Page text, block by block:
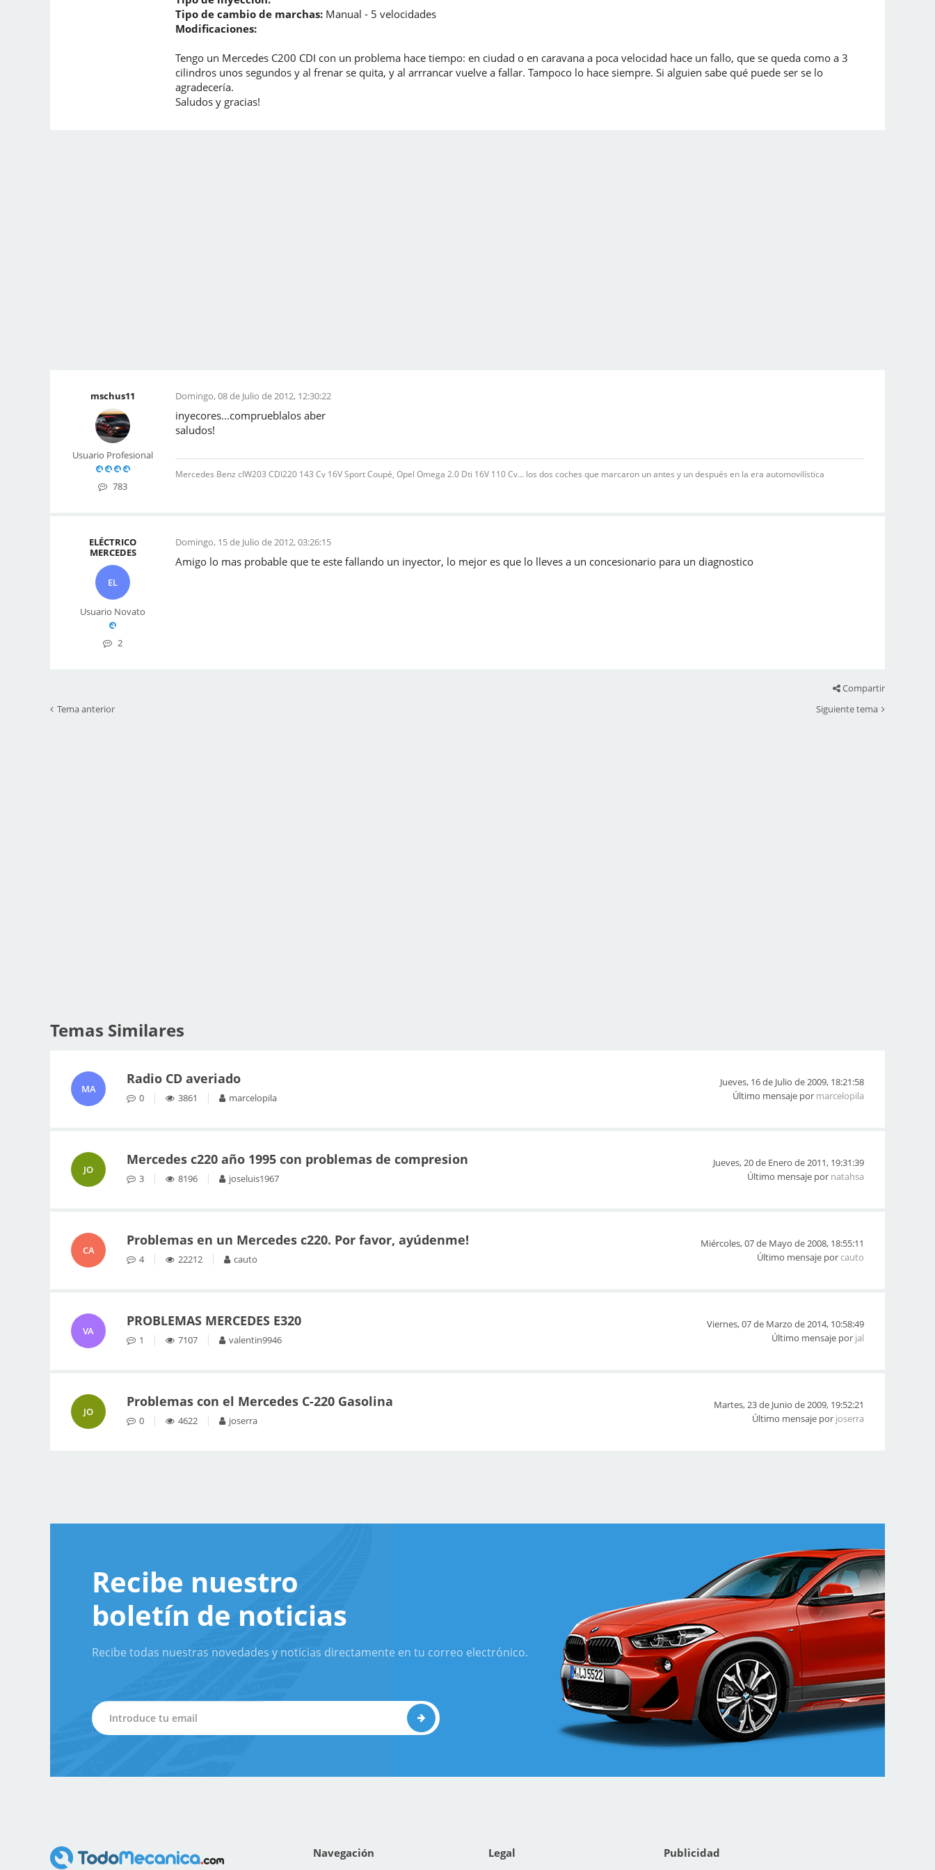
Tipo de cambio de marchas: Manual - 5 velocidades
Modificaciones:
Tengo un Mercedes C200 CDI con un problema hace tiempo: en ciudad o en caravana a poca velocidad hace un fallo, que se queda como a 3
cilindros unos segundos y al frenar se quita, y al arrrancar vuelve a fallar. Tampoco lo hace siempre. Si alguien sabe qué puede ser se lo
agradecería.
Saludos y gracias!
mschus11
Usuario Profesional
783
Domingo, 08 de Julio de 2012, 12:30:22
inyecores...comprueblalos aber
saludos!
Mercedes Benz clW203 CDI220 143 Cv 16V Sport Coupé, Opel Omega 2.0 Dti 16V 110 Cv... los dos coches que marcaron un antes y un después en la era automovilística
ELÉCTRICO
MERCEDES
EL
Usuario Novato
2
Domingo, 15 de Julio de 2012, 03:26:15
Amigo lo mas probable que te este fallando un inyector, lo mejor es que lo lleves a un concesionario para un diagnostico
Compartir
Tema anterior
Siguiente tema
Temas Similares
MA
Radio CD averiado
0 3861 marcelopila
Jueves, 16 de Julio de 2009, 18:21:58
Último mensaje por marcelopila
JO
Mercedes c220 año 1995 con problemas de compresion
3 8196 joseluis1967
Jueves, 20 de Enero de 2011, 19:31:39
Último mensaje por natahsa
CA
Problemas en un Mercedes c220. Por favor, ayúdenme!
4 22212 cauto
Miércoles, 07 de Mayo de 2008, 18:55:11
Último mensaje porcauto
VA
PROBLEMAS MERCEDES E320
1 7107 valentin9946
Viernes, 07 de Marzo de 2014, 10:58:49
Último mensaje por jal
JO
Problemas con el Mercedes C-220 Gasolina
0 4622 joserra
Martes, 23 de Junio de 2009, 19:52:21
Último mensaje por joserra
Recibe nuestro
boletín de noticias
Recibe todas nuestras novedades y noticias directamente en tu correo electrónico.
Navegación Legal Publicidad